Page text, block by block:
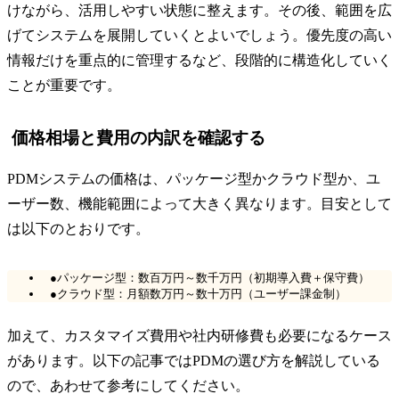
けながら、活用しやすい状態に整えます。その後、範囲を広
げてシステムを展開していくとよいでしょう。優先度の高い
情報だけを重点的に管理するなど、段階的に構造化していく
ことが重要です。
価格相場と費用の内訳を確認する
PDMシステムの価格は、パッケージ型かクラウド型か、ユ
ーザー数、機能範囲によって大きく異なります。目安として
は以下のとおりです。
●パッケージ型：数百万円～数千万円（初期導入費＋保守費）
●クラウド型：月額数万円～数十万円（ユーザー課金制）
加えて、カスタマイズ費用や社内研修費も必要になるケース
があります。以下の記事ではPDMの選び方を解説している
ので、あわせて参考にしてください。